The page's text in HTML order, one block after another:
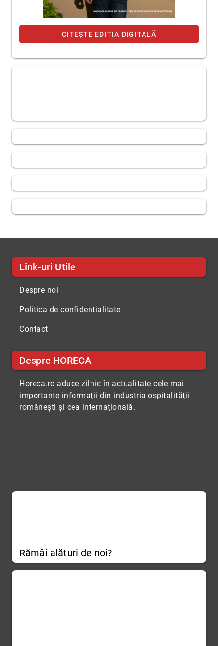
CITEȘTE EDIȚIA DIGITALĂ
Link-uri Utile
Despre noi
Politica de confidentialitate
Contact
Despre HORECA
Horeca.ro aduce zilnic în actualitate cele mai
importante informaţii din industria ospitalităţii
româneşti şi cea internaţională.
Rămâi alături de noi?